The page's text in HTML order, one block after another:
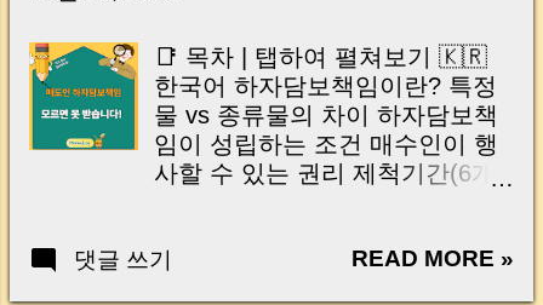
Expected Reduction Effect for
Taxpayers | Policy Background |
How to Check Your Applied Rate
| Summary | Q&A | Closing
Remarks | 국세 카드납부 수수료
인하, 왜 지금 중요할까요? 요즘
흐름이 불안한 시기에는, 세금을
납부할 때 추가로 들어가는 카드
📑 목차 | 탭하여 펼쳐보기 🇰🇷
한국어 하자담보책임이란? 특정
물 vs 종류물의 차이 하자담보책
임이 성립하는 조건 매수인이 행
사할 수 있는 권리 제척기간(6개
약 🇺🇸 English Open English
댓글 쓰기 READ MORE »